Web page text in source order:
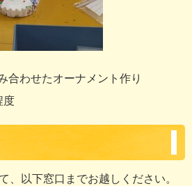
合わせたオーナメント作り
度
、以下窓口までお越しください。